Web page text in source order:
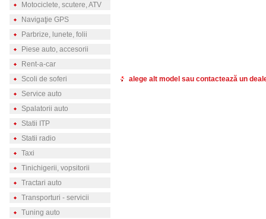
Motociclete, scutere, ATV
Navigaţie GPS
Parbrize, lunete, folii
Piese auto, accesorii
Rent-a-car
Scoli de soferi
Service auto
Spalatorii auto
Statii ITP
Statii radio
Taxi
Tinichigerii, vopsitorii
Tractari auto
Transporturi - servicii
Tuning auto
alege alt model sau contactează un